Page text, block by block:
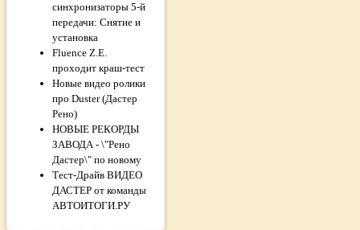
синхронизаторы 5-й
передачи: Снятие и
установка
Fluence Z.E.
проходит краш-тест
Новые видео ролики
про Duster (Дастер
Рено)
НОВЫЕ РЕКОРДЫ
ЗАВОДА - \"Рено
Дастер\" по новому
Тест-Драйв ВИДЕО
ДАСТЕР от команды
АВТОИТОГИ.РУ